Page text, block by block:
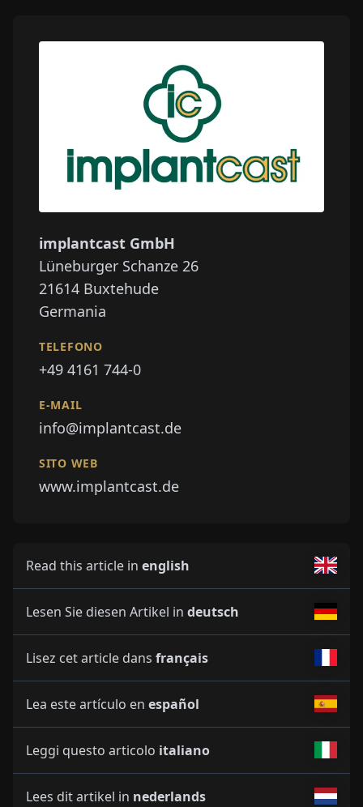
implantcast GmbH
Lüneburger Schanze 26
21614 Buxtehude
Germania
TELEFONO
+49 4161 744-0
E-MAIL
info@implantcast.de
SITO WEB
www.implantcast.de
Read this article in english
Lesen Sie diesen Artikel in deutsch
Lisez cet article dans français
Lea este artículo en español
Leggi questo articolo italiano
Lees dit artikel in nederlands